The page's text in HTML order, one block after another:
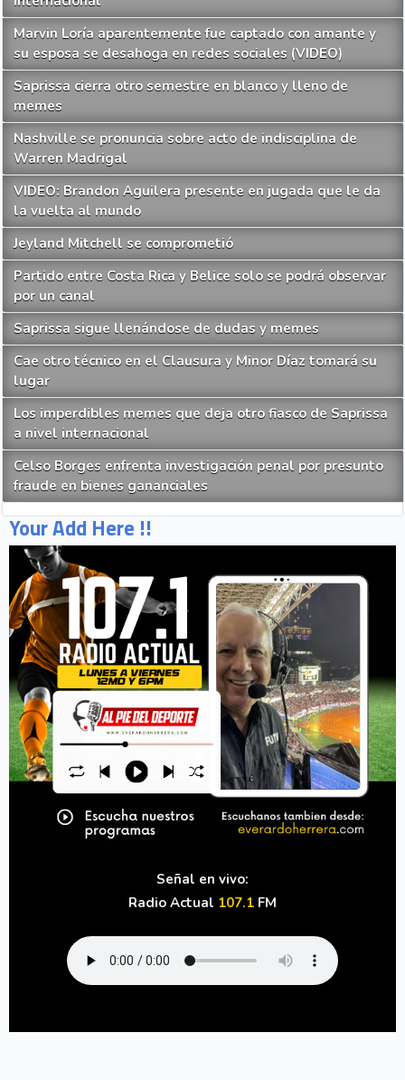
Marvin Loría aparentemente fue captado con amante y
su esposa se desahoga en redes sociales (VIDEO)
Saprissa cierra otro semestre en blanco y lleno de
memes
Nashville se pronuncia sobre acto de indisciplina de
Warren Madrigal
VIDEO: Brandon Aguilera presente en jugada que le da
la vuelta al mundo
Jeyland Mitchell se comprometió
Partido entre Costa Rica y Belice solo se podrá observar
por un canal
Saprissa sigue llenándose de dudas y memes
Cae otro técnico en el Clausura y Minor Díaz tomará su
lugar
Los imperdibles memes que deja otro fiasco de Saprissa
a nivel internacional
Celso Borges enfrenta investigación penal por presunto
fraude en bienes gananciales
Your Add Here !!
Señal en vivo:
Radio Actual 107.1 FM